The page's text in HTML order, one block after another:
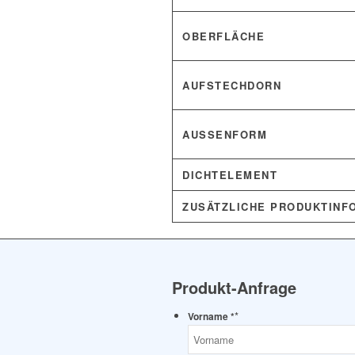
OBERFLÄCHE
AUFSTECHDORN
AUSSENFORM
DICHTELEMENT
ZUSÄTZLICHE
Produkt-Anfrage
Vorname **